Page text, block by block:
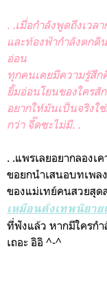
. .เมื่อกำลังพูดถึงเวล
และท้องฟ้ากำลังตก
อ่อน
ทุกคนเคยมีความรู้สึก
ยิ้มอ่อนโยนของใครสั
อยากให้มันเป็นจริงใ
กว่า จี๊ดซะไม่มี. .
. .แพรเลยอยากลองเ
ขอยกนำเสนอบทเพลง
ของแม่เทย์คนสวยสุด
เหมือนดั่งเทพนิยา
ที่ฟังแล้ว หากมีใครก
เถอะ อิอิ ^-^